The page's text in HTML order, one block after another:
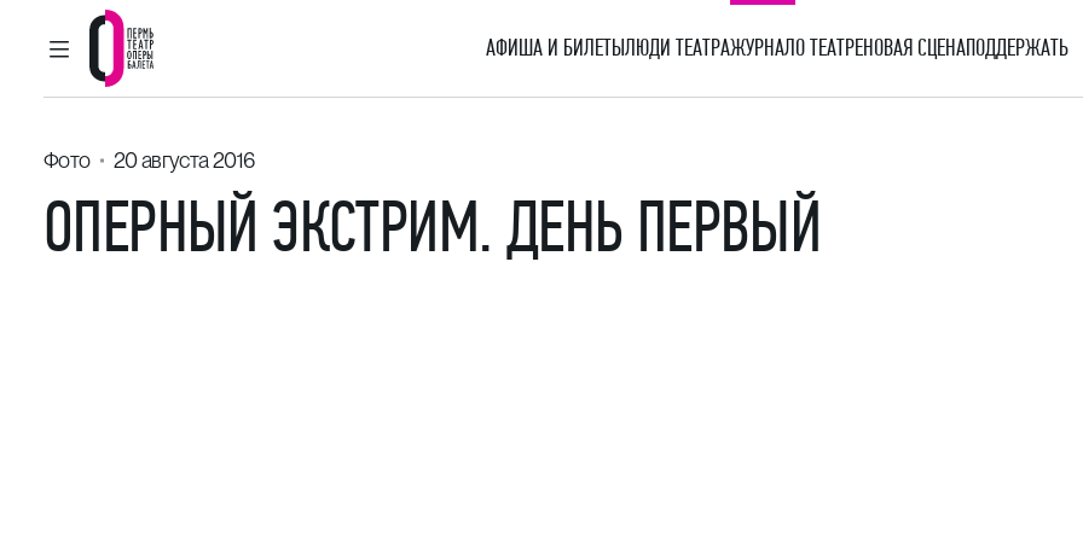
ГЛАВНОЕ МЕНЮ
Пермский театр оперы и балета
АФИША И БИЛЕТЫЛЮДИ ТЕАТРАЖУРНАЛО ТЕАТРЕНОВАЯ СЦЕНАПОДДЕРЖАТЬ
Фото 20 августа 2016
ОПЕРНЫЙ ЭКСТРИМ. ДЕНЬ ПЕРВЫЙ